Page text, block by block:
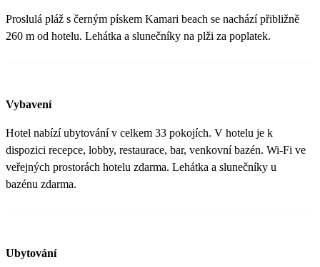
Proslulá pláž s černým pískem Kamari beach se nachází přibližně
260 m od hotelu. Lehátka a slunečníky na plži za poplatek.
Vybavení
Hotel nabízí ubytování v celkem 33 pokojích. V hotelu je k
dispozici recepce, lobby, restaurace, bar, venkovní bazén. Wi-Fi ve
veřejných prostorách hotelu zdarma. Lehátka a slunečníky u
bazénu zdarma.
Ubytování